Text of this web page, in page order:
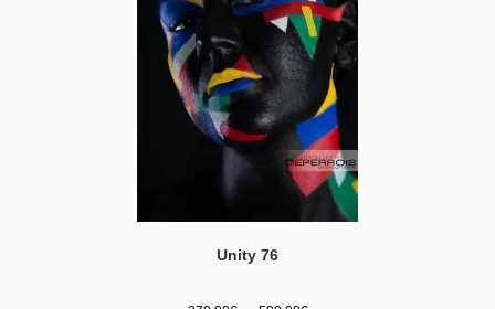
Unity 76